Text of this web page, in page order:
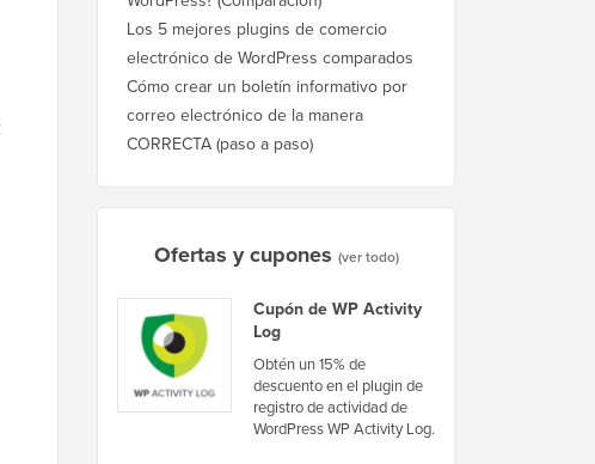
Los 5 mejores plugins de comercio
electrónico de WordPress comparados
Cómo crear un boletín informativo por
correo electrónico de la manera
CORRECTA (paso a paso)
Ofertas y cupones (ver todo)
Cupón de WP Activity
Log
Obtén un 15% de
descuento en el plugin de
registro de actividad de
WordPress WP Activity Log.